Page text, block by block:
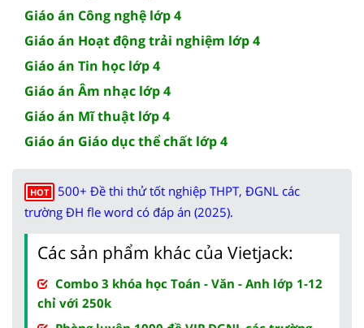
Giáo án Công nghệ lớp 4
Giáo án Hoạt động trải nghiệm lớp 4
Giáo án Tin học lớp 4
Giáo án Âm nhạc lớp 4
Giáo án Mĩ thuật lớp 4
Giáo án Giáo dục thể chất lớp 4
HOT
500+ Đề thi thử tốt nghiệp THPT, ĐGNL các
trường ĐH fle word có đáp án (2025).
Các sản phẩm khác của Vietjack:
Combo 3 khóa học Toán - Văn - Anh lớp 1-12
chỉ với 250k